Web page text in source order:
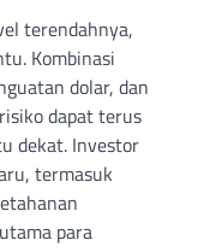
terendahnya,
Kombinasi
dolar, dan
dapat terus
dekat. Investor
termasuk
para